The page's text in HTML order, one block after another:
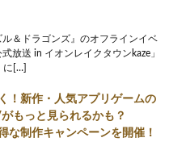
ル＆ドラゴンズ』のオフラインイベ
放送 in イオンレイクタウンkaze」
に[…]
！新作・人気アプリゲームの
もっと見られるかも？
な制作キャンペーンを開催！